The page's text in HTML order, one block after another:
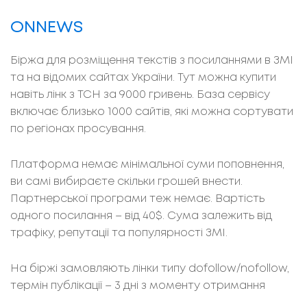
ONNEWS
Біржа для розміщення текстів з посиланнями в ЗМІ
та на відомих сайтах України. Тут можна купити
навіть лінк з ТСН за 9000 гривень. База сервісу
включає близько 1000 сайтів, які можна сортувати
по регіонах просування.
Платформа немає мінімальної суми поповнення,
ви самі вибираєте скільки грошей внести.
Партнерської програми теж немає. Вартість
одного посилання – від 40$. Сума залежить від
трафіку, репутації та популярності ЗМІ.
На біржі замовляють лінки типу dofollow/nofollow,
термін публікації – 3 дні з моменту отримання